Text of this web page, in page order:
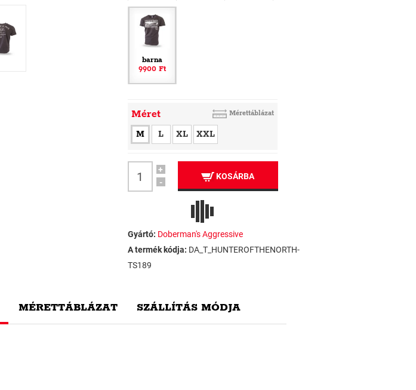
barna
9900 Ft
Méret Mérettáblázat
M L XL XXL
+
-
KOSÁRBA
Gyártó: Doberman's Aggressive
A termék kódja: DA_T_HUNTEROFTHENORTH-
TS189
MÉRETTÁBLÁZAT SZÁLLÍTÁS MÓDJA